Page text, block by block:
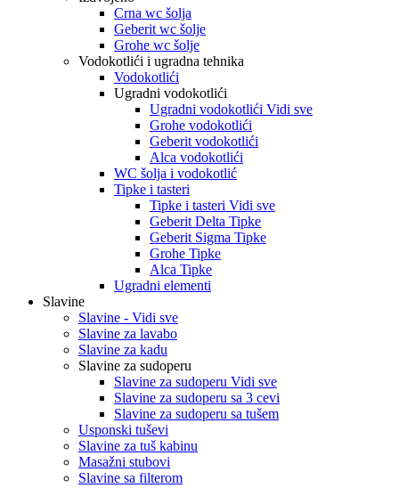
Crna wc šolja
Geberit wc šolje
Grohe wc šolje
Vodokotlići i ugradna tehnika
Vodokotlići
Ugradni vodokotlići
Ugradni vodokotlići Vidi sve
Grohe vodokotlići
Geberit vodokotlići
Alca vodokotlići
WC šolja i vodokotlić
Tipke i tasteri
Tipke i tasteri Vidi sve
Geberit Delta Tipke
Geberit Sigma Tipke
Grohe Tipke
Alca Tipke
Ugradni elementi
Slavine
Slavine - Vidi sve
Slavine za lavabo
Slavine za kadu
Slavine za sudoperu
Slavine za sudoperu Vidi sve
Slavine za sudoperu sa 3 cevi
Slavine za sudoperu sa tušem
Usponski tuševi
Slavine za tuš kabinu
Masažni stubovi
Slavine sa filterom